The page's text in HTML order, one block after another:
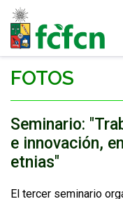
FOTOS
Seminario:
e innovación,
etnias"
Enlaces y
El tercer seminario